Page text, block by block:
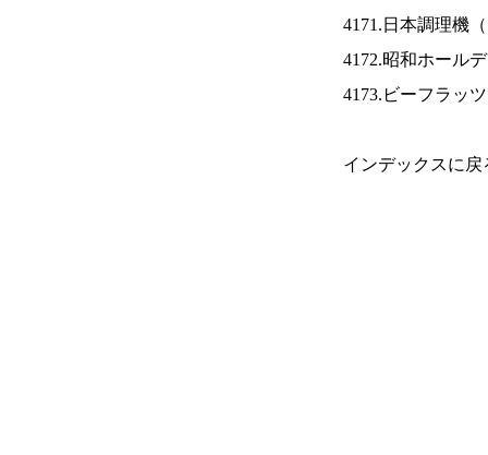
4171.日本調理機（
4172.昭和ホール
4173.ビーフラッ
インデックスに戻